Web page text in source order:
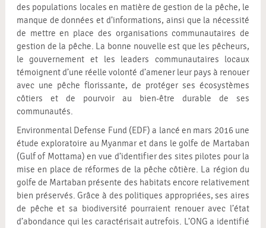
des populations locales en matière de gestion de la pêche, le
manque de données et d’informations, ainsi que la nécessité
de mettre en place des organisations communautaires de
gestion de la pêche. La bonne nouvelle est que les pêcheurs,
le gouvernement et les leaders communautaires locaux
témoignent d’une réelle volonté d’amener leur pays à renouer
avec une pêche florissante, de protéger ses écosystèmes
côtiers et de pourvoir au bien-être durable de ses
communautés.
Environmental Defense Fund (EDF) a lancé en mars 2016 une
étude exploratoire au Myanmar et dans le golfe de Martaban
(Gulf of Mottama) en vue d’identifier des sites pilotes pour la
mise en place de réformes de la pêche côtière. La région du
golfe de Martaban présente des habitats encore relativement
bien préservés. Grâce à des politiques appropriées, ses aires
de pêche et sa biodiversité pourraient renouer avec l’état
d’abondance qui les caractérisait autrefois. L’ONG a identifié